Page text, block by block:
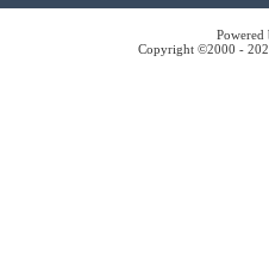
Copyright ©2000 -